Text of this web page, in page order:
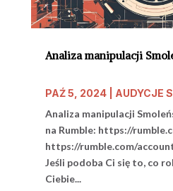
Analiza manipulacji
PAŹ 5, 2024| AUDYCJE
Analiza manipulacji
na Rumble: https://
https://rumble.com/
Jeśli podoba Ci się to, co
Ciebie...